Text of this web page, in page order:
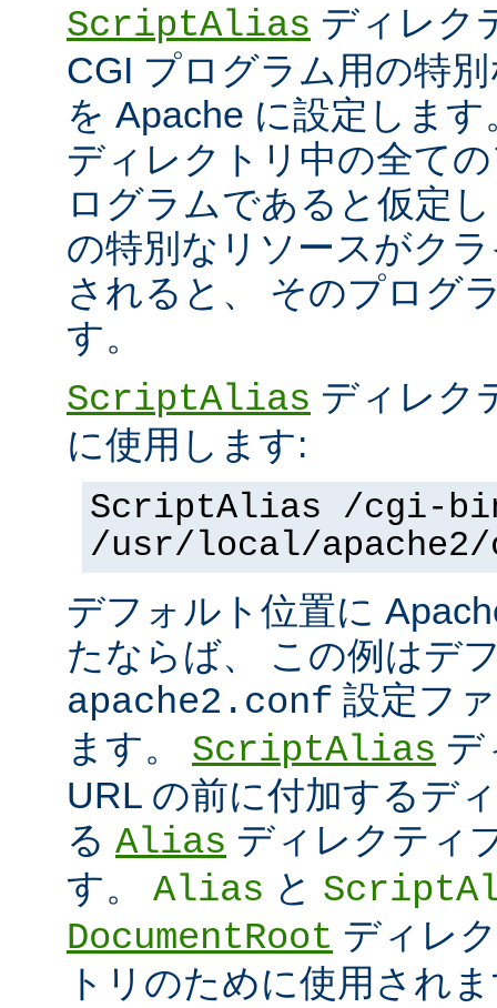
ScriptAlias ディレク
CGI プログラム用の特
を Apache に設定しま
ディレクトリ中の全て
ログラムであると仮定
の特別なリソースがク
されると、 そのプログ
す。
ScriptAlias ディレク
に使用します:
ScriptAlias /cgi-
/usr/local/
デフォルト位置に
たならば、 この例はデ
apache2.conf 設定フ
ます。 ScriptAlias デ
URL の前に付加するデ
る Alias ディレクティ
す。 Alias と
DocumentRoot ディレ
トリのために使用され